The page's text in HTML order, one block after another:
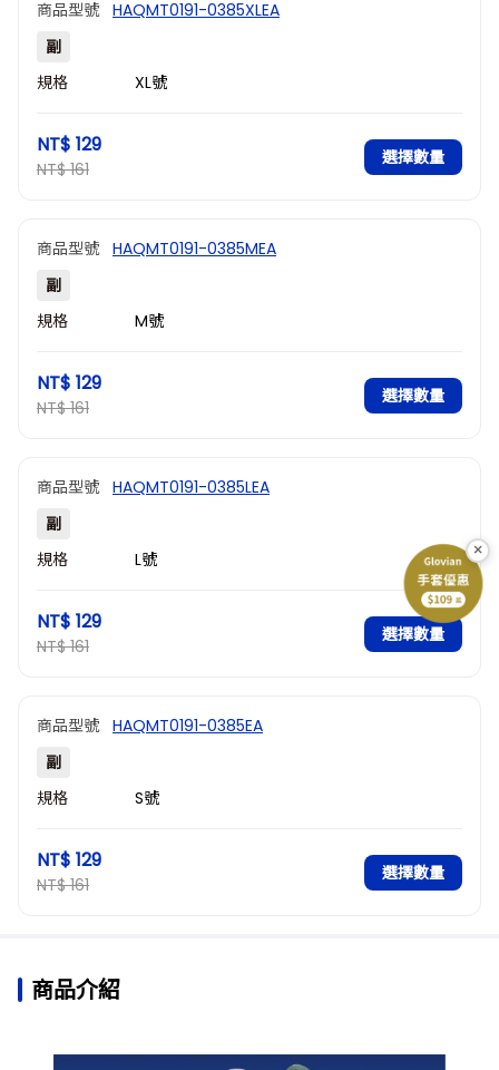
商品型號 HAQMT0191-0385XLEA
副
規格
XL號
NT$ 129
NT$ 161
選擇數量
商品型號 HAQMT0191-0385MEA
副
規格
M號
NT$ 129
NT$ 161
選擇數量
商品型號 HAQMT0191-0385LEA
副
規格
L號
NT$ 129
NT$ 161
選擇數量
商品型號 HAQMT0191-0385EA
副
規格
S號
NT$ 129
NT$ 161
選擇數量
商品介紹
×